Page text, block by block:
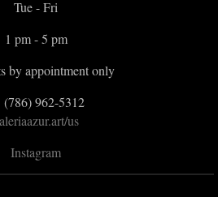
Tue - Fri
1 pm - 5 pm
by appointment only
(786) 962-5312
us
Instagram